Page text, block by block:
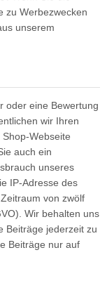
zu Werbezwecken
unserem
oder eine Bewertung
wir Ihren
Webseite
auch ein
unseres
IP-Adresse des
von zwölf
Wir behalten uns
Beiträge jederzeit zu
Beiträge nur auf